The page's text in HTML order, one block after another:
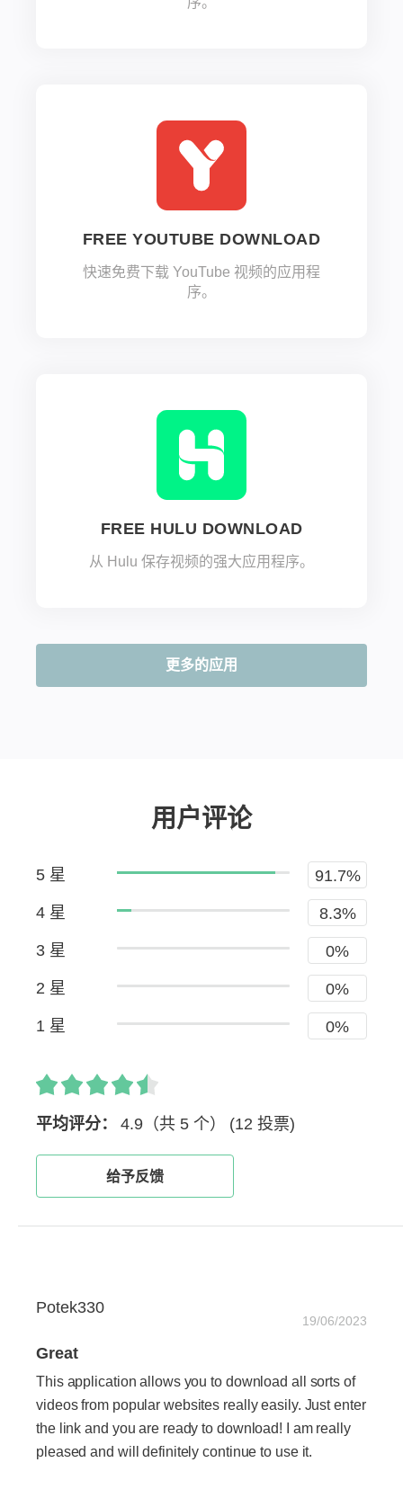
FREE YOUTUBE DOWNLOAD
快速免费下载 YouTube 视频的应用程
序。
FREE HULU DOWNLOAD
从 Hulu 保存视频的强大应用程序。
更多的应用
用户评论
5 星 91.7%
4 星 8.3%
3 星 0%
2 星 0%
1 星 0%
平均评分：4.9（共 5 个） (12 投票)
给予反馈
Potek330
19/06/2023
Great
This application allows you to download all sorts of
videos from popular websites really easily. Just enter
the link and you are ready to download! I am really
pleased and will definitely continue to use it.